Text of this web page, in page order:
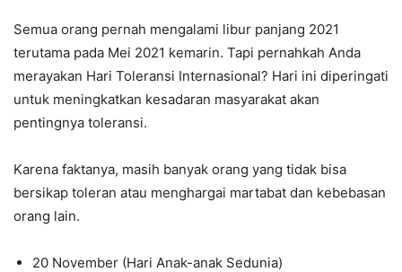
Semua orang pernah mengalami libur panjang 2021
terutama pada Mei 2021 kemarin. Tapi pernahkah Anda
merayakan Hari Toleransi Internasional? Hari ini diperingati
untuk meningkatkan kesadaran masyarakat akan
pentingnya toleransi.
Karena faktanya, masih banyak orang yang tidak bisa
bersikap toleran atau menghargai martabat dan kebebasan
orang lain.
20 November (Hari Anak-anak Sedunia)